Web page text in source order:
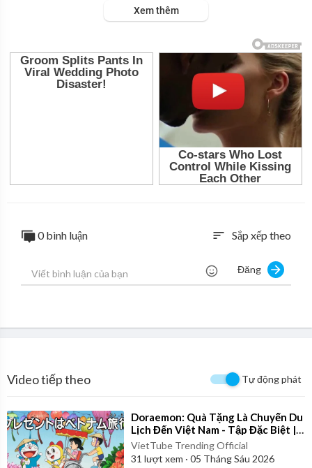
Xem thêm
0 bình luận sort Sắp xếp theo
Đăng
Video tiếp theo Tự động phát
⁣Doraemon: Quà Tặng Là Chuyến Du
Lịch Đến Việt Nam - Tập Đặc Biệt |
Bản Lồng Tiếng Full
VietTube Trending Official
31 lượt xem · 05 Tháng Sáu 2026